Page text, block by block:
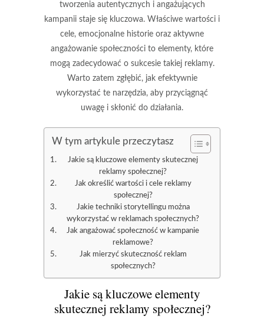
tworzenia autentycznych i angażujących
kampanii staje się kluczowa. Właściwe wartości i
cele, emocjonalne historie oraz aktywne
angażowanie społeczności to elementy, które
mogą zadecydować o sukcesie takiej reklamy.
Warto zatem zgłębić, jak efektywnie
wykorzystać te narzędzia, aby przyciągnąć
uwagę i skłonić do działania.
W tym artykule przeczytasz
Jakie są kluczowe elementy skutecznej
reklamy społecznej?
Jak określić wartości i cele reklamy
społecznej?
Jakie techniki storytellingu można
wykorzystać w reklamach społecznych?
Jak angażować społeczność w kampanie
reklamowe?
Jak mierzyć skuteczność reklam
społecznych?
Jakie są kluczowe elementy
skutecznej reklamy społecznej?